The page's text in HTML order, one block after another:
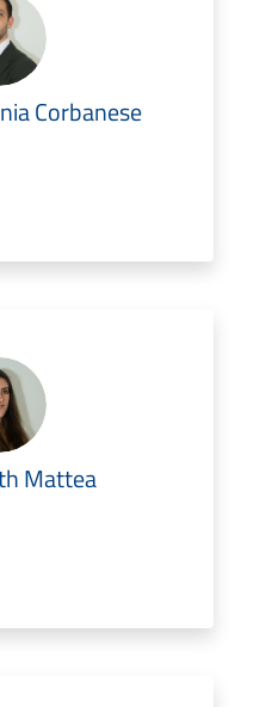
Corbanese
Mattea